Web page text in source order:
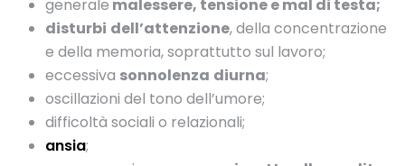
generale malessere, tensione e mal di testa;
disturbi dell’attenzione, della concentrazione
e della memoria, soprattutto sul lavoro;
eccessiva sonnolenza diurna;
oscillazioni del tono dell’umore;
difficoltà sociali o relazionali;
ansia;